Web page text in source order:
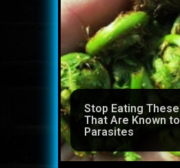
Stop Eating
That Are Known
Parasites